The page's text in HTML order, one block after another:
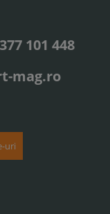
101 448
mag.ro
uri